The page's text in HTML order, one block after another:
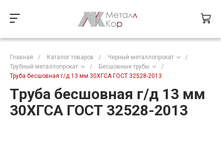
Главная / Каталог товаров / Черный металлопрокат
/
Трубный металлопрокат
/ Бесшовные трубы
/
Труба бесшовная г/д 13 мм 30ХГСА ГОСТ 32528-2013
Труба бесшовная г/д 13 мм
30ХГСА ГОСТ 32528-2013